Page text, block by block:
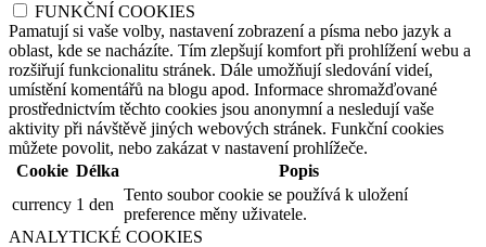
FUNKČNÍ COOKIES
Pamatují si vaše volby, nastavení zobrazení a písma nebo jazyk a
oblast, kde se nacházíte. Tím zlepšují komfort při prohlížení webu a
rozšiřují funkcionalitu stránek. Dále umožňují sledování videí,
umístění komentářů na blogu apod. Informace shromažďované
prostřednictvím těchto cookies jsou anonymní a nesledují vaše
aktivity při návštěvě jiných webových stránek. Funkční cookies
můžete povolit, nebo zakázat v nastavení prohlížeče.
Cookie Délka
Popis
currency 1 den
Tento soubor cookie se používá k uložení
preference měny uživatele.
ANALYTICKÉ COOKIES